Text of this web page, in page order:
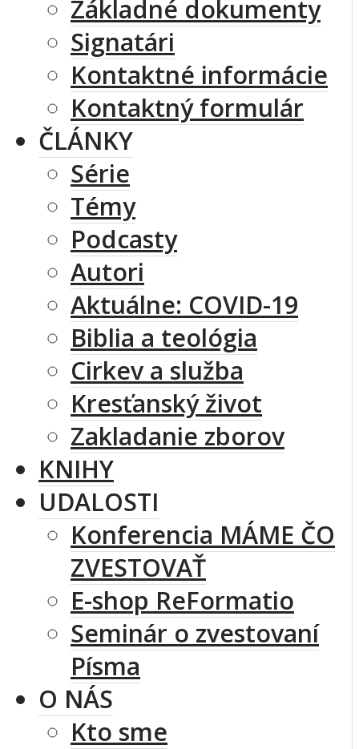
Základné dokumenty
Signatári
Kontaktné informácie
Kontaktný formulár
ČLÁNKY
Série
Témy
Podcasty
Autori
Aktuálne: COVID-19
Biblia a teológia
Cirkev a služba
Kresťanský život
Zakladanie zborov
KNIHY
UDALOSTI
Konferencia MÁME ČO
ZVESTOVAŤ
E-shop ReFormatio
Seminár o zvestovaní
Písma
O NÁS
Kto sme